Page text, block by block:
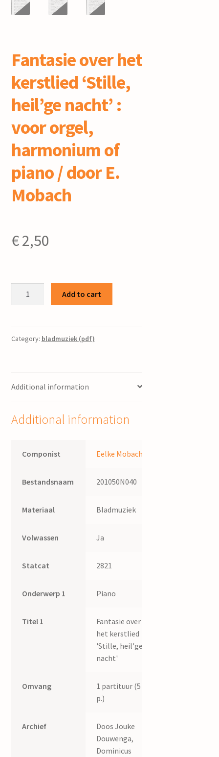
Fantasie over het
kerstlied ‘Stille,
heil’ge nacht’ :
voor orgel,
harmonium of
piano / door E.
Mobach
€2,50
'Stille,
voor
of
Mobach
Add to cart
Category: bladmuziek (pdf)
Additional information
Additional information
Componist Eelke Mobach
Bestandsnaam 201050N040
Materiaal Bladmuziek
Volwassen Ja
Statcat 2821
Onderwerp 1 Piano
Titel 1
Fantasie over
het kerstlied
'Stille, heil'ge
nacht'
Omvang
1 partituur (5
p.)
Archief
Doos Jouke
Douwenga,
Dominicus